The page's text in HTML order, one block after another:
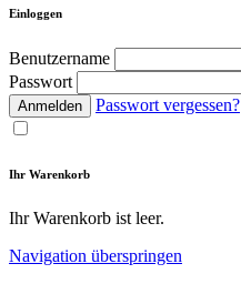
Einloggen
Benutzername
Passwort
Anmelden Passwort vergessen?
Ihr Warenkorb
Ihr Warenkorb ist leer.
Navigation überspringen